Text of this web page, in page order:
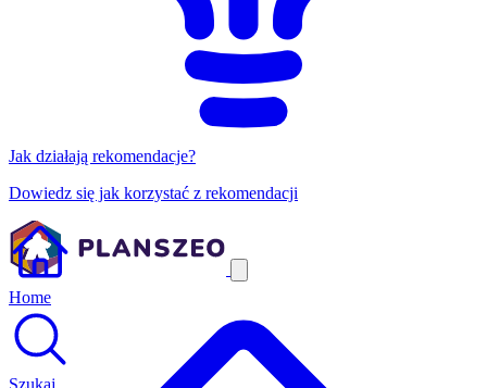
Jak działają rekomendacje?
Dowiedz się jak korzystać z rekomendacji
Home
Szukaj